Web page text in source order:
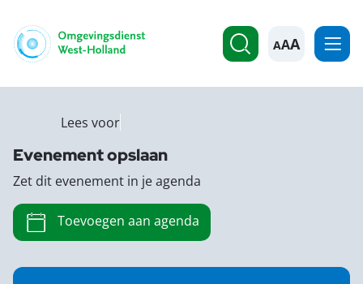
A
Lees voor
Evenement opslaan
Zet dit evenement in je agenda
Toevoegen aan agenda